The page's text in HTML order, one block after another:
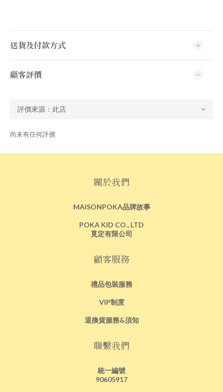
送貨及付款方式
顧客評價
尚未有任何評價
關於我們
MAISONPOKA品牌故事
POKA KID CO., LTD
覓定有限公司
顧客服務
禮品包裝服務
VIP制度
退換貨服務&須知
聯繫我們
統一編號
90605917